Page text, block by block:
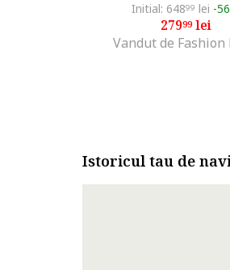
Initial: 64899 lei -
27999lei
Vandut de Fashion
Istoricul tau de